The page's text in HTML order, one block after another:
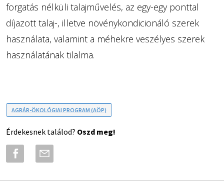
forgatás nélküli talajművelés, az egy-egy ponttal
díjazott talaj-, illetve növénykondicionáló szerek
használata, valamint a méhekre veszélyes szerek
használatának tilalma.
AGRÁR-ÖKOLÓGIAI PROGRAM (AÖP)
Érdekesnek találod? Oszd meg!